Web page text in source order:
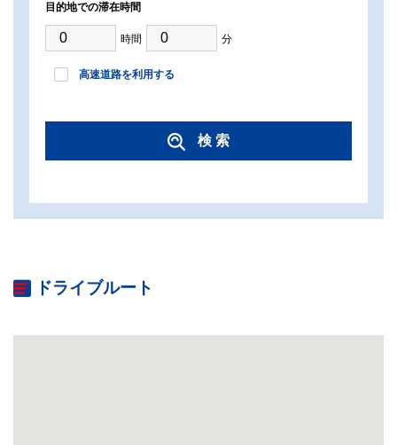
目的地での滞在時間
時間 分
高速道路を利用する
検 索
ドライブルート